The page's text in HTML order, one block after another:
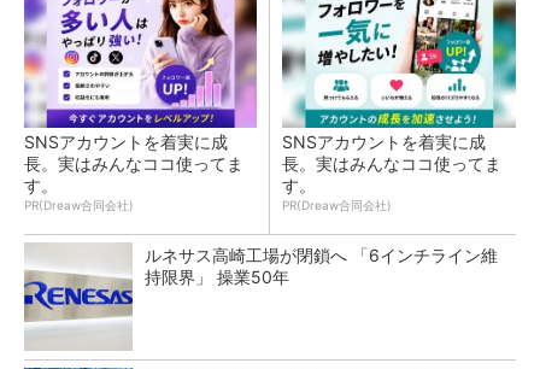
SNSアカウントを着実に成
長。実はみんなココ使ってま
す。
PR(Dreaw合同会社)
SNSアカウントを着実に成
長。実はみんなココ使ってま
す。
PR(Dreaw合同会社)
ルネサス高崎工場が閉鎖へ 「6インチライン維
持限界」 操業50年